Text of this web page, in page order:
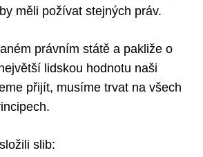
měli požívat stejných práv.
právním státě a pakliže o
lidskou hodnotu naši
přijít, musíme trvat na všech
slib: